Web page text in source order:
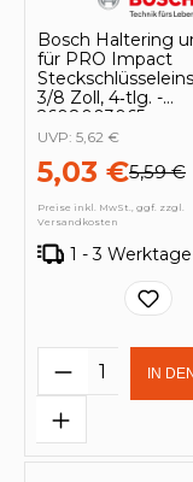
Bosch Haltering
für PRO Impact
3/8 Zoll, 4‑tlg. -
2608003065
5,03 €5,59 €
UVP: 5,62 €
Preise inkl. MwSt., ggf. zzgl.
Versandkosten
1 - 3 Werktage
ProduktIN